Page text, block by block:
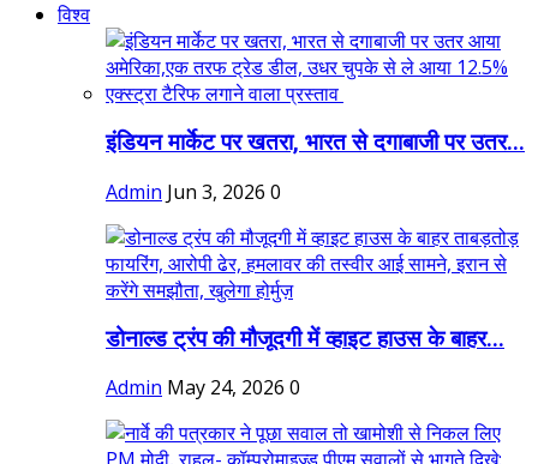
विश्व
इंडियन मार्केट पर खतरा, भारत से दगाबाजी पर उतर...
Admin Jun 3, 2026 0
डोनाल्ड ट्रंप की मौजूदगी में व्हाइट हाउस के बाहर...
Admin May 24, 2026 0